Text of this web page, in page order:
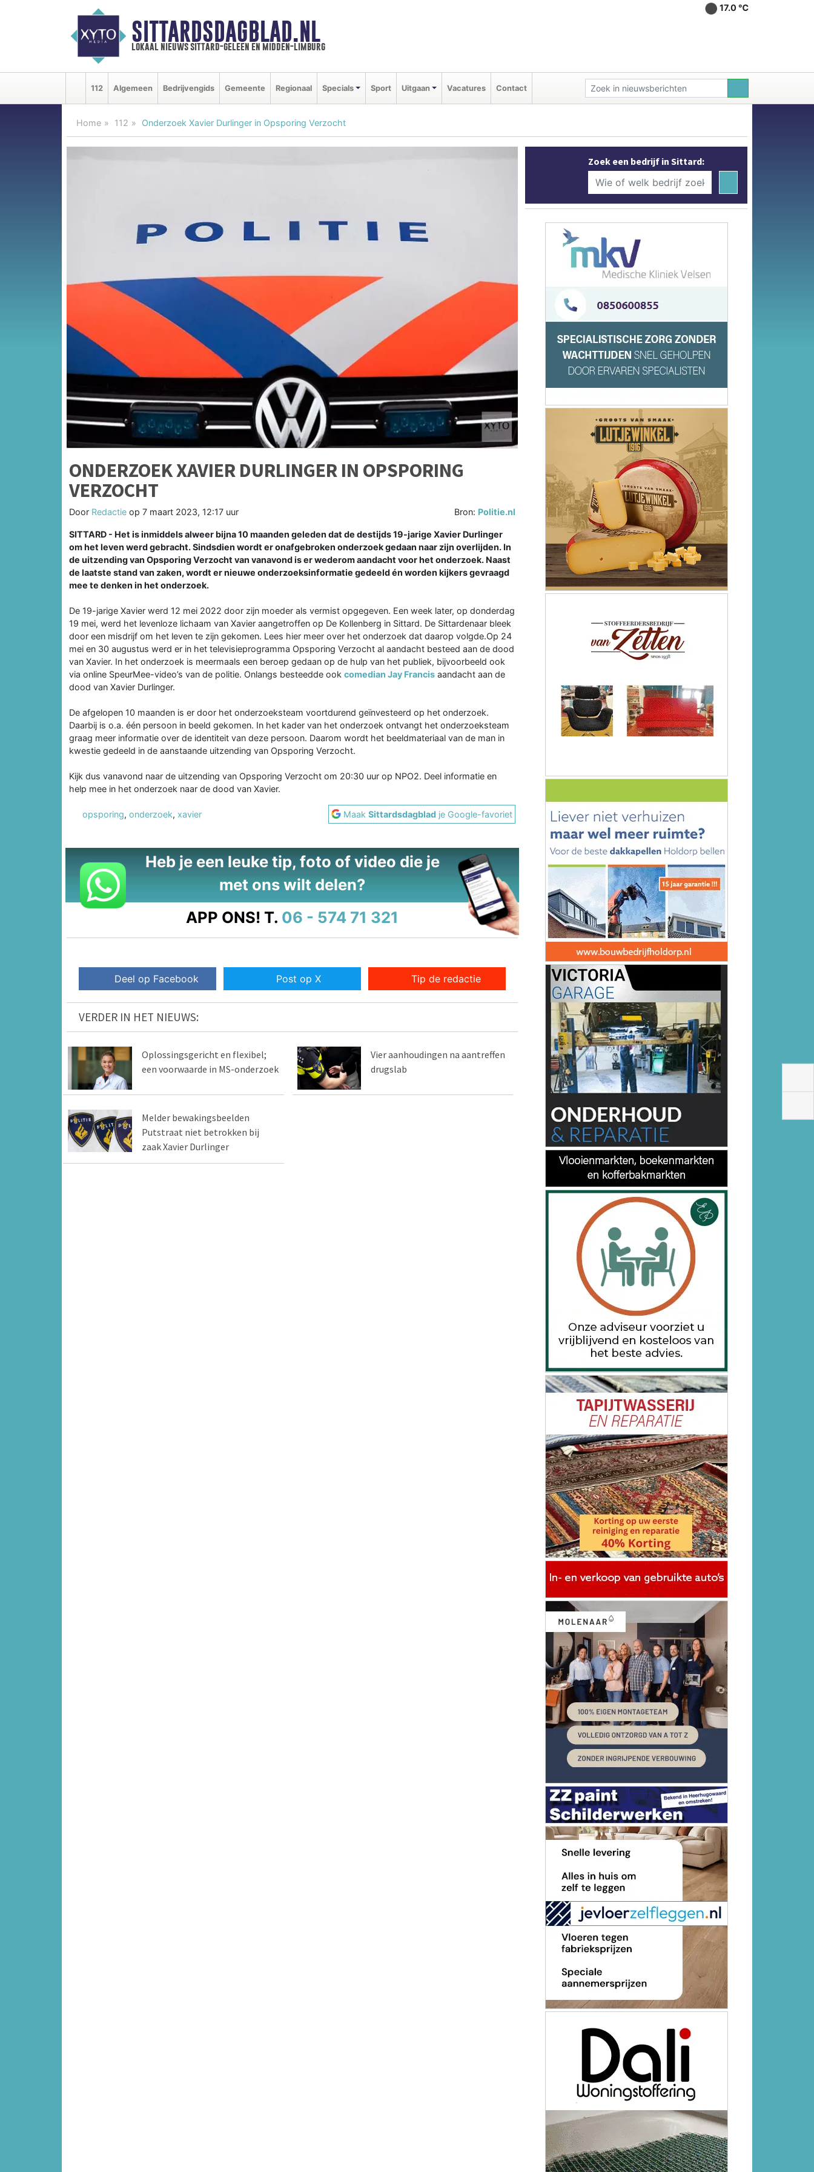
SITTARDSDAGBLAD.NL
lokaal nieuws sittard-geleen en midden-limburg
17.0 ℃
112 Algemeen Bedrijvengids Gemeente Regionaal Specials Sport Uitgaan Vacatures Contact
Home 112 Onderzoek Xavier Durlinger in Opsporing Verzocht
ONDERZOEK XAVIER DURLINGER IN OPSPORING
VERZOCHT
Door Redactie op 7 maart 2023, 12:17 uur Bron: Politie.nl
SITTARD - Het is inmiddels alweer bijna 10 maanden geleden dat de destijds 19-jarige Xavier Durlinger
om het leven werd gebracht. Sindsdien wordt er onafgebroken onderzoek gedaan naar zijn overlijden. In
de uitzending van Opsporing Verzocht van vanavond is er wederom aandacht voor het onderzoek. Naast
de laatste stand van zaken, wordt er nieuwe onderzoeksinformatie gedeeld én worden kijkers gevraagd
mee te denken in het onderzoek.
De 19-jarige Xavier werd 12 mei 2022 door zijn moeder als vermist opgegeven. Een week later, op donderdag
19 mei, werd het levenloze lichaam van Xavier aangetroffen op De Kollenberg in Sittard. De Sittardenaar bleek
door een misdrijf om het leven te zijn gekomen. Lees hier meer over het onderzoek dat daarop volgde.Op 24
mei en 30 augustus werd er in het televisieprogramma Opsporing Verzocht al aandacht besteed aan de dood
van Xavier. In het onderzoek is meermaals een beroep gedaan op de hulp van het publiek, bijvoorbeeld ook
via online SpeurMee-video’s van de politie. Onlangs besteedde ook comedian Jay Francis aandacht aan de
dood van Xavier Durlinger.
De afgelopen 10 maanden is er door het onderzoeksteam voortdurend geïnvesteerd op het onderzoek.
Daarbij is o.a. één persoon in beeld gekomen. In het kader van het onderzoek ontvangt het onderzoeksteam
graag meer informatie over de identiteit van deze persoon. Daarom wordt het beeldmateriaal van de man in
kwestie gedeeld in de aanstaande uitzending van Opsporing Verzocht.
Kijk dus vanavond naar de uitzending van Opsporing Verzocht om 20:30 uur op NPO2. Deel informatie en
help mee in het onderzoek naar de dood van Xavier.
opsporing, onderzoek, xavier MaakSittardsdagblad je Google-favoriet
Heb je een leuke tip, foto of video die je
met ons wilt delen?
APP ONS! T. 06 - 574 71 321
Deel op Facebook Post op X Tip de redactie
VERDER IN HET NIEUWS:
Oplossingsgericht en flexibel;
een voorwaarde in MS-onderzoek
Vier aanhoudingen na aantreffen
drugslab
Melder bewakingsbeelden
Putstraat niet betrokken bij
zaak Xavier Durlinger
Zoek een bedrijf in Sittard: